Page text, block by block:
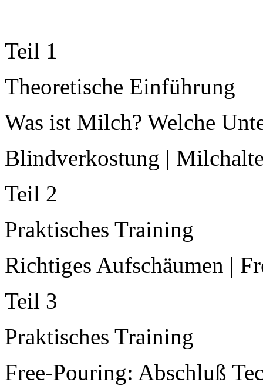
Teil 1
Theoretische Einführung
Was ist Milch? Welche
Blindverkostung |
Teil 2
Praktisches Training
Richtiges Aufschäumen |
Teil 3
Praktisches Training
Free-Pouring: Abschluß